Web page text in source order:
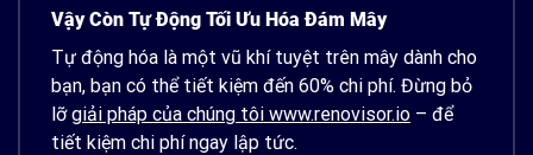
Vậy Còn Tự Động Tối Ưu Hóa Đám Mây
Tự động hóa là một vũ khí tuyệt trên mây dành cho
bạn, bạn có thể tiết kiệm đến 60% chi phí. Đừng bỏ
lỡgiải pháp của chúng tôi www.renovisor.io – để
tiết kiệm chi phí ngay lập tức.